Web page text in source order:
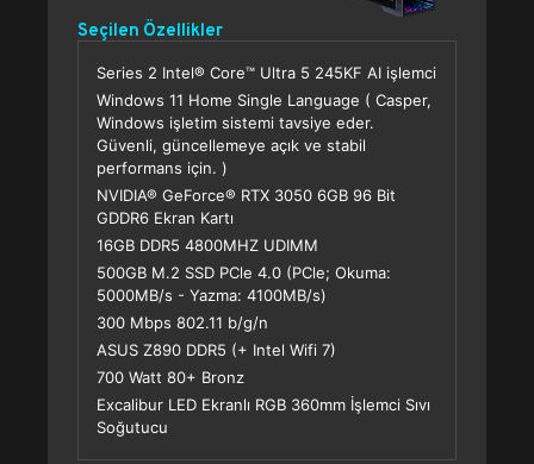
Seçilen Özellikler
Series 2 Intel® Core™ Ultra 5 245KF AI işlemci
Windows 11 Home Single Language ( Casper,
Windows işletim sistemi tavsiye eder.
Güvenli, güncellemeye açık ve stabil
performans için. )
NVIDIA® GeForce® RTX 3050 6GB 96 Bit
GDDR6 Ekran Kartı
16GB DDR5 4800MHZ UDIMM
500GB M.2 SSD PCle 4.0 (PCle; Okuma:
5000MB/s - Yazma: 4100MB/s)
300 Mbps 802.11 b/g/n
ASUS Z890 DDR5 (+ Intel Wifi 7)
700 Watt 80+ Bronz
Excalibur LED Ekranlı RGB 360mm İşlemci Sıvı
Soğutucu